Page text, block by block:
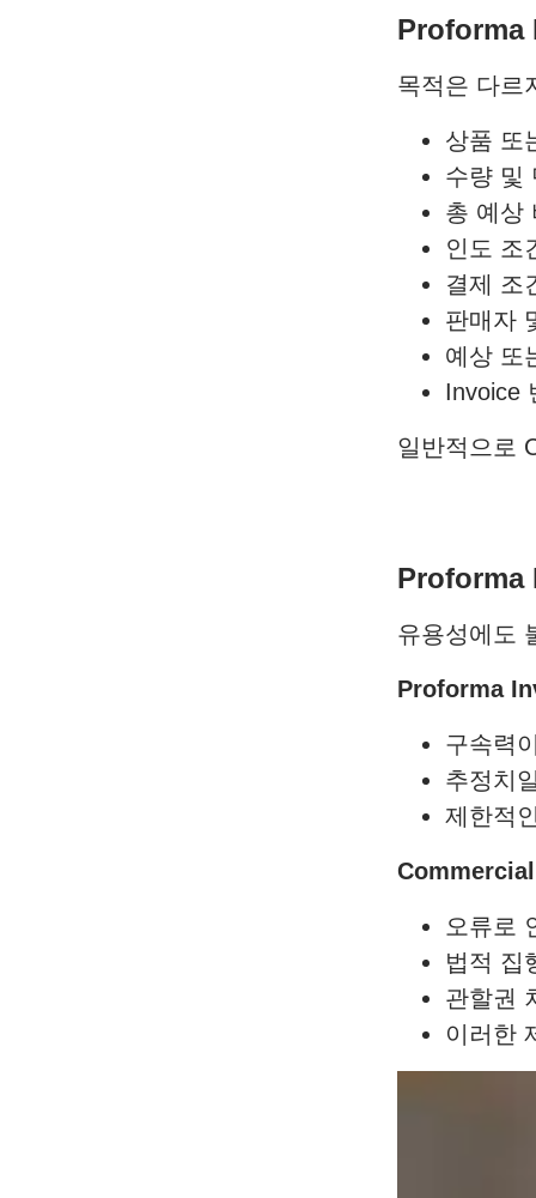
Proforma
목적은 다르
상품 또
수량 및
총 예상
인도 조
결제 조
판매자
예상 또
Invoice
일반적으로
Proforma
유용성에도
Proforma
구속력
추정치
제한적
오류로
법적 집
관할권
이러한